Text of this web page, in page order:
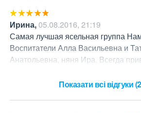
Ирина,05.08.2016, 21:19
Самая лучшая ясельная группа
Воспитатели Алла Васильевна и
Анатольевна, няня Ира. Всегда
Показати всі відгуки